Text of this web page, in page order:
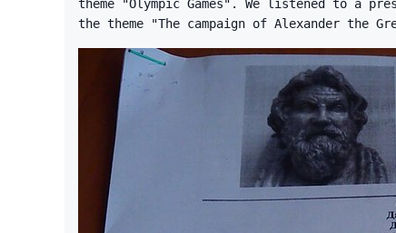
theme "Olympic Games". We listened to a
the theme "The campaign of Alexander the